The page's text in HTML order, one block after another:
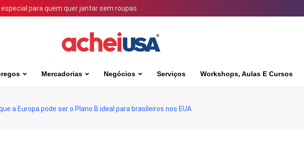
para quem quer jantar sem roupas
Mercadorias Negócios Serviços Workshops, Aulas E Cursos
a Europa pode ser o Plano B ideal para brasileiros nos EUA